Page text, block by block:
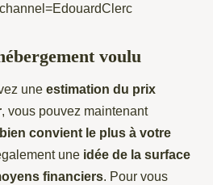
voulu
une estimation du prix
, vous pouvez maintenant
convient le plus à votre
une idée de la surface
financiers. Pour vous